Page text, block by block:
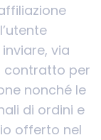
via
contratto per
nonché le
di ordini e
offerto nel